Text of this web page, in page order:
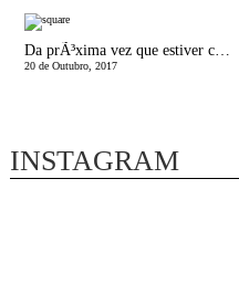
Da prÃ³xima vez que estiver com os pais de uma crianÃ§a cronicamente doente, faÃ§a-lhes estas perguntas
20 de Outubro, 2017
INSTAGRAM